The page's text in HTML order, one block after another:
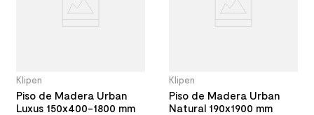
Klipen
Piso de Madera Urban
Luxus 150x400-1800 mm
Klipen
Piso de Madera Urban
Natural 190x1900 mm